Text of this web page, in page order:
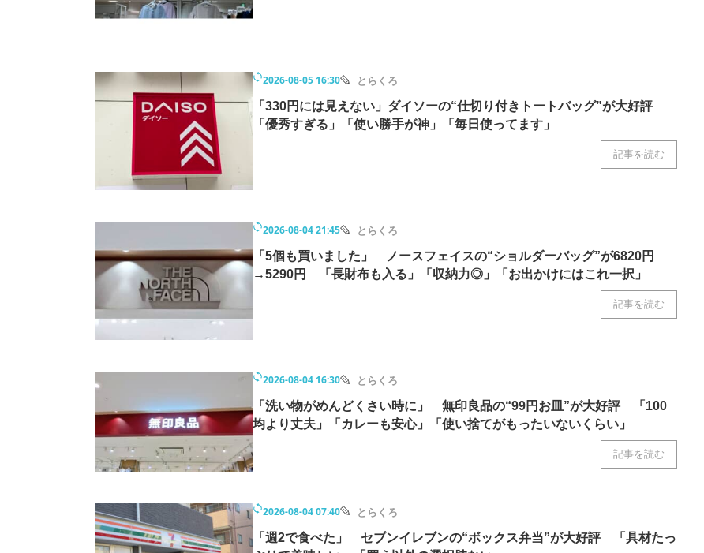
2026-08-05 16:30 とらくろ
「330円には見えない」ダイソーの“仕切り付きトートバッグ”が大好評
「優秀すぎる」「使い勝手が神」「毎日使ってます」
記事を読む
2026-08-04 21:45 とらくろ
「5個も買いました」 ノースフェイスの“ショルダーバッグ”が6820円
→5290円 「長財布も入る」「収納力◎」「お出かけにはこれ一択」
記事を読む
2026-08-04 16:30 とらくろ
「洗い物がめんどくさい時に」 無印良品の“99円お皿”が大好評 「100
均より丈夫」「カレーも安心」「使い捨てがもったいないくらい」
記事を読む
2026-08-04 07:40 とらくろ
「週2で食べた」 セブンイレブンの“ボックス弁当”が大好評 「具材たっ